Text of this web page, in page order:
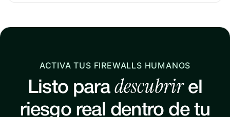
ACTIVA TUS FIREWALLS HUMANOS
Listo paradescubrirel
riesgo real dentro de tu